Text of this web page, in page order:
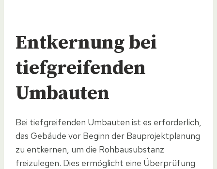
Entkernung bei
tiefgreifenden
Umbauten
Bei tiefgreifenden Umbauten ist es erforderlich,
das Gebäude vor Beginn der Bauprojektplanung
zu entkernen, um die Rohbausubstanz
freizulegen. Dies ermöglicht eine Überprüfung